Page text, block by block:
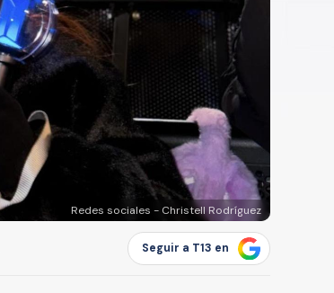
Redes sociales - Christell Rodríguez
Seguir a T13 en